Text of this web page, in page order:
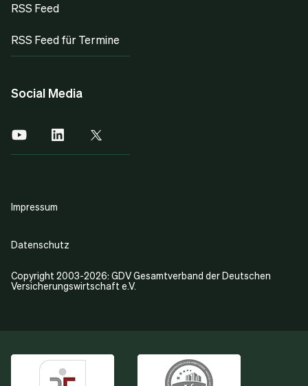
RSS Feed
RSS Feed für Termine
Social Media
Copyright 2003-2026: GDV Gesamtverband der Deutschen
Versicherungswirtschaft e.V.
Impressum
Datenschutz